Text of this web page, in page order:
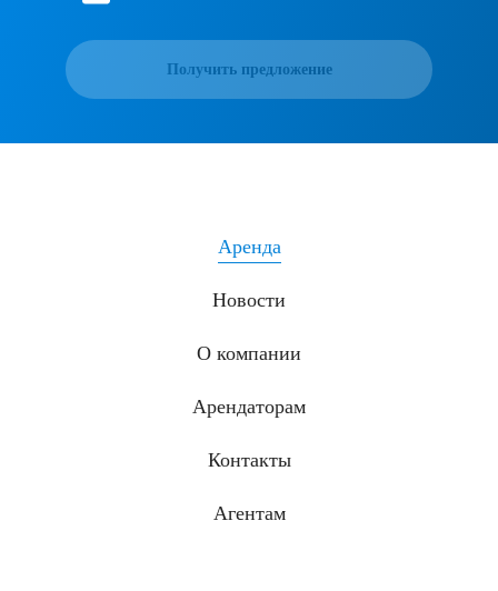
Получить предложение
Аренда
Новости
О компании
Арендаторам
Контакты
Агентам